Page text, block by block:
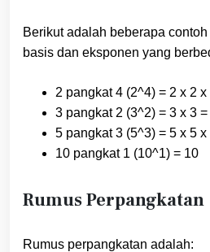
Berikut adalah beberapa
basis dan eksponen yang
2 pangkat 4 (2^4) = 2 x 2 x
3 pangkat 2 (3^2) = 3 x 3 =
5 pangkat 3 (5^3) = 5 x 5 x
10 pangkat 1 (10^1) = 10
Rumus Perpangkatan
Rumus perpangkatan adalah: